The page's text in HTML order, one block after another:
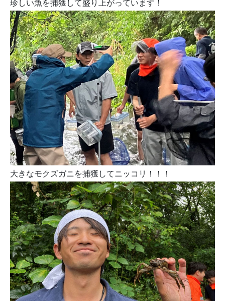
珍しい魚を捕獲して盛り上がっています！
大きなモクズガニを捕獲してニッコリ！！！